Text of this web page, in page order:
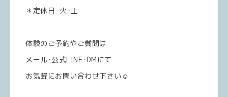
＊定休日 火･土
体験のご予約やご質問は
メール･公式LINE･DMにて
お気軽にお問い合わせ下さい☺️